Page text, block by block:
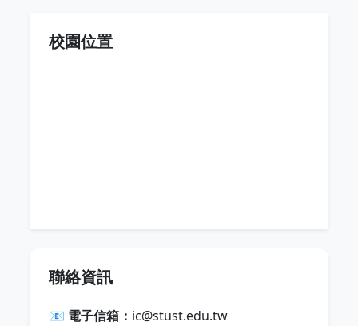
校園位置
聯絡資訊
📧 電子信箱： ic@stust.edu.tw